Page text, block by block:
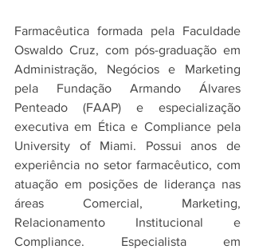
Farmacêutica formada pela Faculdade
Oswaldo Cruz, com pós-graduação em
Administração, Negócios e Marketing
pela Fundação Armando Álvares
Penteado (FAAP) e especialização
executiva em Ética e Compliance pela
University of Miami. Possui anos de
experiência no setor farmacêutico, com
atuação em posições de liderança nas
áreas Comercial, Marketing,
Relacionamento Institucional e
Compliance. Especialista em